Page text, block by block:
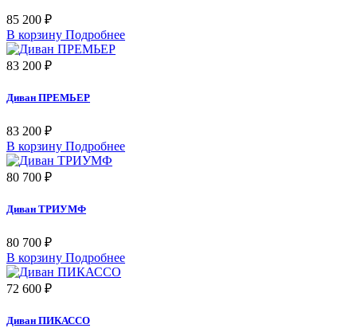
85 200 ₽
В корзину Подробнее
83 200 ₽
Диван ПРЕМЬЕР
83 200 ₽
В корзину Подробнее
80 700 ₽
Диван ТРИУМФ
80 700 ₽
В корзину Подробнее
72 600 ₽
Диван ПИКАССО